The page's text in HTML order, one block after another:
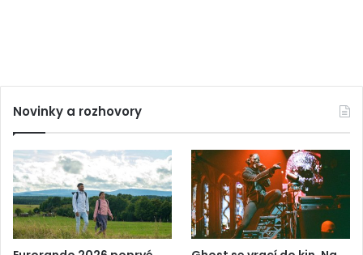
Novinky a rozhovory